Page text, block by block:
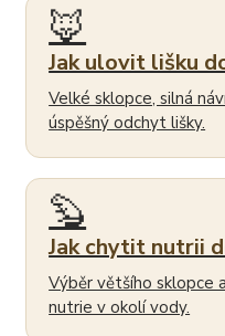
🦊
Jak ulovit lišku
Velké sklopce, silná
úspěšný odchyt lišky.
🦫
Jak chytit nutrii
Výběr většího sklopce
nutrie v okolí vody.